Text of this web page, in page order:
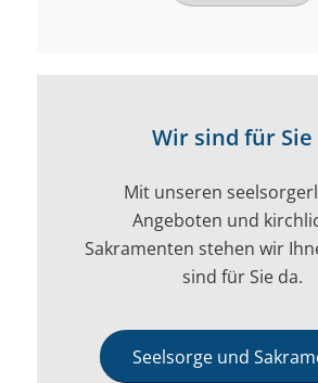
Wir sind für Sie
Mit unseren
Angeboten und
Sakramenten stehen wir
sind für Sie da.
Seelsorge und